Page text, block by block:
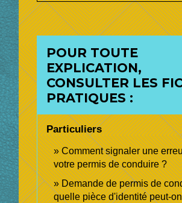
POUR TOUTE
EXPLICATION,
CONSULTER LES
PRATIQUES :
Particuliers
Comment signaler une
votre permis de conduire ?
Demande de permis de
quelle pièce d'identité peut-on